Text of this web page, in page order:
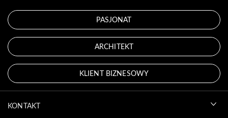
PASJONAT
ARCHITEKT
KLIENT BIZNESOWY
KONTAKT